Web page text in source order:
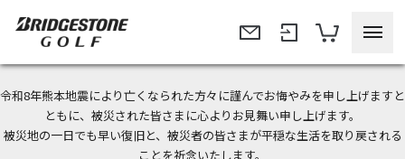
令和8年熊本地震により亡くなられた方々に謹んでお悔やみを申し上げますと
ともに、被災された皆さまに心よりお見舞い申し上げます。
被災地の一日でも早い復旧と、被災者の皆さまが平穏な生活を取り戻される
ことを祈念いたします。
今なら新規会員登録で1,000円OFFクーポンプレゼント！
＜商品配送に関するお知らせ＞